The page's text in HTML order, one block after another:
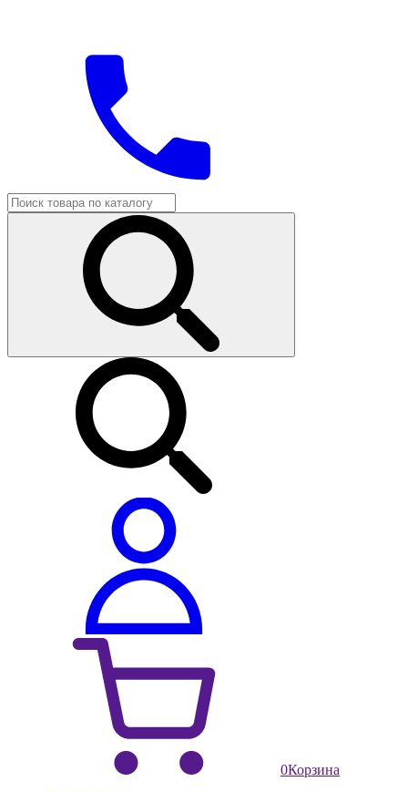
0Корзина